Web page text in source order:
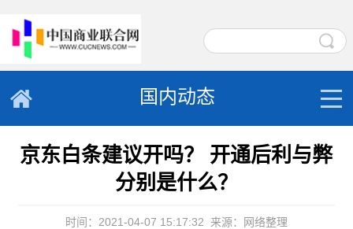
国内动态
京东白条建议开吗？ 开通后利与弊
分别是什么？
时间：2021-04-07 15:17:32 来源：网络整理